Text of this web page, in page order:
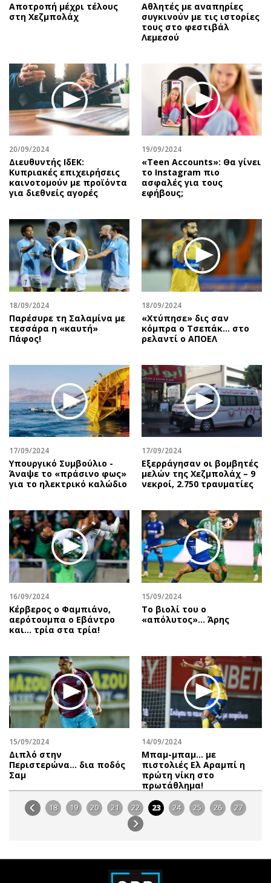
Αποτροπή μέχρι τέλους
στη Χεζμπολάχ
Αθλητές με αναπηρίες
συγκινούν με τις ιστορίες
τους στο φεστιβάλ
Λεμεσού
20/09/2024
Διευθυντής ΙδΕΚ:
Κυπριακές επιχειρήσεις
καινοτομούν με προϊόντα
για διεθνείς αγορές
19/09/2024
«Teen Accounts»: Θα γίνει
το Instagram πιο
ασφαλές για τους
εφήβους;
18/09/2024
Παρέσυρε τη Σαλαμίνα με
τεσσάρα η «καυτή»
Πάφος!
18/09/2024
«Χτύπησε» δις σαν
κόμπρα ο Τσεπάκ… στο
ρελαντί ο ΑΠΟΕΛ
17/09/2024
Υπουργικό Συμβούλιο -
Άναψε το «πράσινο φως»
για το ηλεκτρικό καλώδιο
17/09/2024
Εξερράγησαν οι βομβητές
μελών της Χεζμπολάχ – 9
νεκροί, 2.750 τραυματίες
16/09/2024
Κέρβερος ο Φαμπιάνο,
αερότουμπα ο Εβάντρο
και… τρία στα τρία!
15/09/2024
Το βιολί του ο
«απόλυτος»… Άρης
15/09/2024
Διπλό στην
Περιστερώνα… δια ποδός
Σαμ
14/09/2024
Μπαμ-μπαμ… με
πιστολιές Ελ Αραμπί η
πρώτη νίκη στο
πρωτάθλημα!
18 19 20 21 22 23 24 25 26 27